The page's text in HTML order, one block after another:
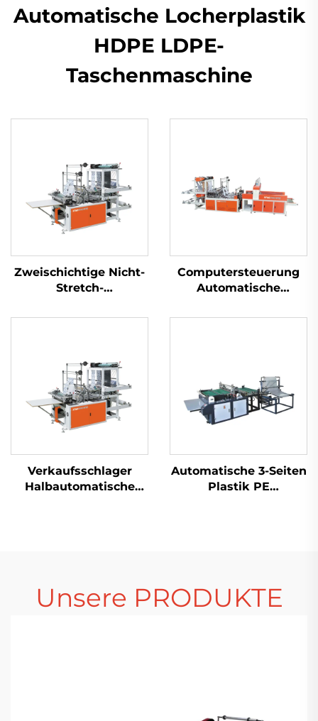
Automatische Locherplastik
HDPE LDPE-
Taschenmaschine
Zweischichtige Nicht-
Stretch-
Taschenmachmaschine
Computersteuerung
Automatische
LDPE-
Verkaufsschlager
Halbautomatische
Automatische 3-Seiten
Plastik PE
Unsere PRODUKTE